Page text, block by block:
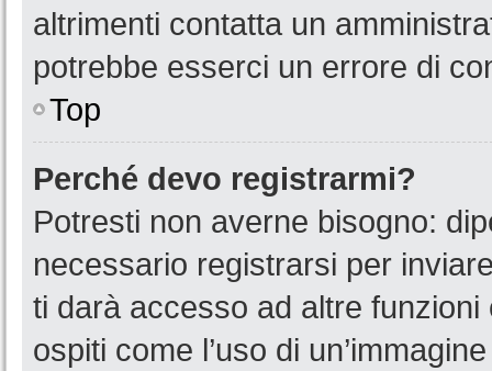
altrimenti contatta un
potrebbe esserci un errore di
Top
Perché devo registrarmi?
Potresti non averne bisogno:
necessario registrarsi per
ti darà accesso ad altre
ospiti come l’uso di